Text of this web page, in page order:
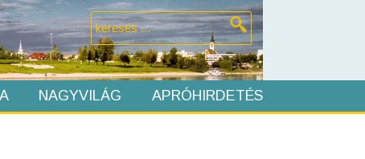
NAGYVILÁG APRÓHIRDETÉS